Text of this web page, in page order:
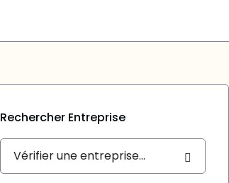
Rechercher Entreprise